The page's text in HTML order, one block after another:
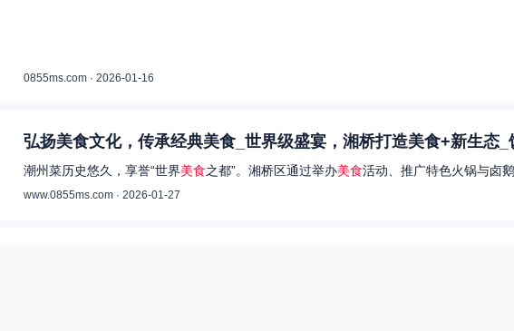
0855ms.com · 2026-01-16
弘扬美食文化，传承经典美食_世界级盛宴，湘桥打造美食+新生态_
潮州菜历史悠久，享誉“世界美食之都”。湘桥区通过举办美食活动、推广特色火锅与卤
www.0855ms.com · 2026-01-27